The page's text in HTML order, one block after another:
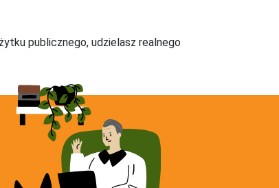
publicznego, udzielasz realnego